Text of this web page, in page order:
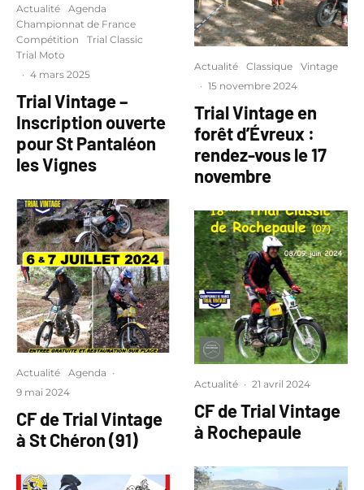
Actualité
Agenda
Championnat de France
Compétition
Trial Classic
Trial Moto
· 4 mars 2025
Trial Vintage –
Inscription ouverte
pour St Pantaléon
les Vignes
Actualité Agenda ·
9 mai 2024
CF de Trial Vintage
à St Chéron (91)
Actualité Classique
Vintage
· 15 novembre 2024
Trial Vintage en
forêt d’Évreux :
rendez-vous le 17
novembre
Actualité · 21 avril 2024
CF de Trial Vintage
à Rochepaule